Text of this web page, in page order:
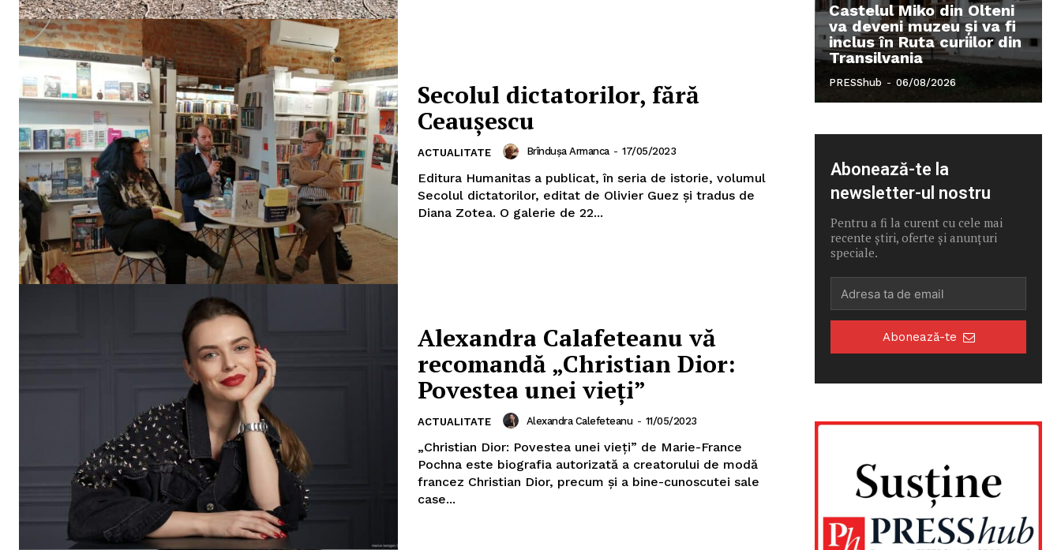
PRESShub
Despre noi / Echipa
Secolul dictatorilor, fără
Ceaușescu
ACTUALITATE Brîndușa Armanca - 17/05/2023
Editura Humanitas a publicat, în seria de istorie, volumul
Secolul dictatorilor, editat de Olivier Guez și tradus de
Diana Zotea. O galerie de 22...
Alexandra Calafeteanu vă
recomandă „Christian Dior:
Povestea unei vieți”
ACTUALITATE Alexandra Calefeteanu - 11/05/2023
„Christian Dior: Povestea unei vieți” de Marie-France
Pochna este biografia autorizată a creatorului de modă
francez Christian Dior, precum și a bine-cunoscutei sale
case...
Castelul Miko din Olteni
va deveni muzeu şi va fi
inclus în Ruta curiilor din
Transilvania
PRESShub - 06/08/2026
Abonează-te la
newsletter-ul nostru
Pentru a fi la curent cu cele mai
recente știri, oferte și anunțuri
speciale.
Abonează-te